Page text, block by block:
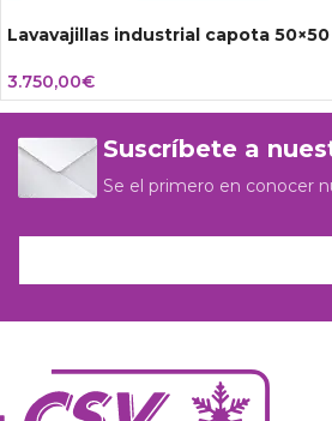
Lavavajillas industrial capota
3.750,00€
Suscríbete a
Se el primero en conocer